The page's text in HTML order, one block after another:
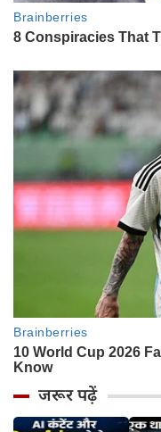
जरूर पढ़ें